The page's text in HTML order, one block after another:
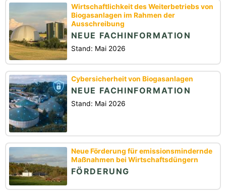
Wirtschaftlichkeit des Weiterbetriebs von
Biogasanlagen im Rahmen der
Ausschreibung
NEUE FACHINFORMATION
Stand: Mai 2026
Cybersicherheit von Biogasanlagen
NEUE FACHINFORMATION
Stand: Mai 2026
Neue Förderung für emissionsmindernde
Maßnahmen bei Wirtschaftsdüngern
FÖRDERUNG